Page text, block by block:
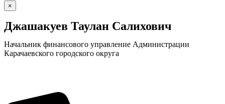
×
Джашакуев Таулан Салихович
Начальник финансового управление Администрации
Карачаевского городского округа